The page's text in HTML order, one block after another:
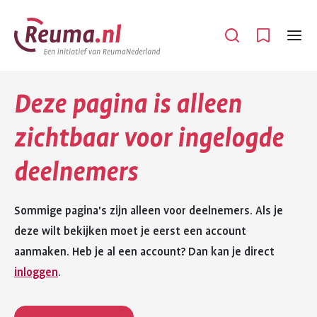
Spring
naar
hoofdinhoud
Spring
naar
footer
Open
Menu
Deze pagina is alleen
zichtbaar voor ingelogde
deelnemers
Sommige pagina's zijn alleen voor deelnemers. Als je
deze wilt bekijken moet je eerst een account
aanmaken. Heb je al een account? Dan kan je direct
inloggen.